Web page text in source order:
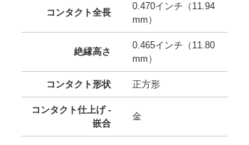
コンタクト全長
0.470インチ（11.94
mm）
絶縁高さ
0.465インチ（11.80
mm）
コンタクト形状 正方形
コンタクト仕上げ -
嵌合
金